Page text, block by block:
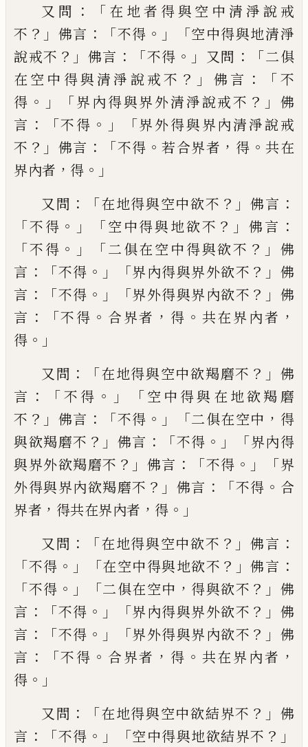
又問 ：「 在地者 得與空中清淨說戒
不 ？」 佛言 ：「不得 。」「空中得與地清淨
說戒不 ？」 佛言 ：「不得 。」 又問 ：「二俱
在 空中得與清淨 說戒不 ？」 佛言 ：「不
得 。」「界內得與界外清淨說戒不 ？」 佛
言 ：「不得 。」「界外得與界內清淨說戒
不 ？」 佛言 ：「不得 。若合界者 ， 得 。共在
界內者 ， 得 。」
又問 ：「在地得與空中欲不 ？」佛言 ：
「不得 。」「空中得與地欲不 ？」 佛言 ：
「不得 。」「二俱在空中得與欲不 ？」 佛
言 ：「不得 。」「界內得與界外欲不 ？」 佛
言 ：「不得 。」「界外得與界內欲不 ？」 佛
言 ：「不得 。 合界者 ， 得 。 共在界內者 ，
得 。」
又問 ：「在地得與空中欲羯磨不 ？」 佛
言 ：「不得 。」「空中得與 在 地欲羯磨
不 ？」 佛言 ：「不得 。」「二俱在空中 ， 得
與欲羯磨不 ？」 佛言 ：「不得 。」「界內得
與界外欲羯磨不 ？」 佛言 ：「不得 。」「界
外得與界內欲羯磨不 ？」 佛言 ：「不得 。 合
界者 ， 得共在界內者 ， 得 。」
又問 ：「在地得與空中欲不 ？」佛言 ：
「不得 。」「在空中得與地欲不 ？」佛言 ：
「不得 。」「二俱在空中 ， 得與欲不 ？」 佛
言 ：「不得 。」 「界內得與界外欲不 ？」 佛
言 ：「不得 。」「界外得與界內欲不 ？」 佛
言 ：「不得 。 合界者 ， 得 。 共在界內者 ，
得 。」
又問 ：「在地得與空中欲結界不 ？」 佛
言 ：「不得 。」「空中得與地欲結界不 ？」